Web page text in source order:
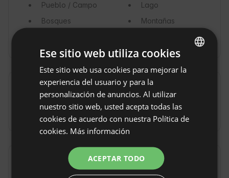
Pueblo / Campo
Lago
Bosques
Montañas
Acceso / direcciones
En coche
Cargos adicionales y extras
ENGLISH
POLISH
GERMAN
Ese sitio web utiliza cookies
Este sitio web usa cookies para mejorar la
experiencia del usuario y para la
personalización de anuncios. Al utilizar
nuestro sitio web, usted acepta todas las
cookies de acuerdo con nuestra Política de
cookies. Más información
ACEPTAR TODO